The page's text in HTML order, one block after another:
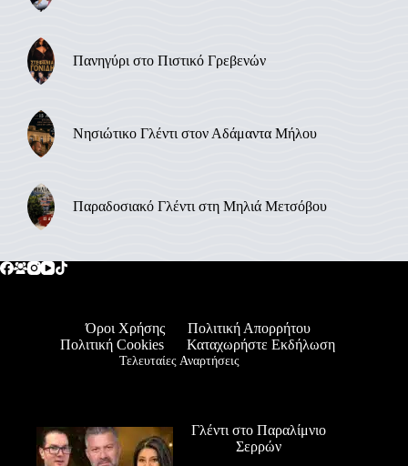
Πανηγύρι στο Πιστικό Γρεβενών
Νησιώτικο Γλέντι στον Αδάμαντα Μήλου
Παραδοσιακό Γλέντι στη Μηλιά Μετσόβου
Όροι Χρήσης
Πολιτική Απορρήτου
Πολιτική Cookies
Καταχωρήστε Εκδήλωση
Τελευταίες Αναρτήσεις
Γλέντι στο Παραλίμνιο
Σερρών